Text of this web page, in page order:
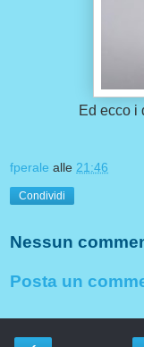
Ed ecco i
fperale alle 21:46
Condividi
Nessun
Posta un